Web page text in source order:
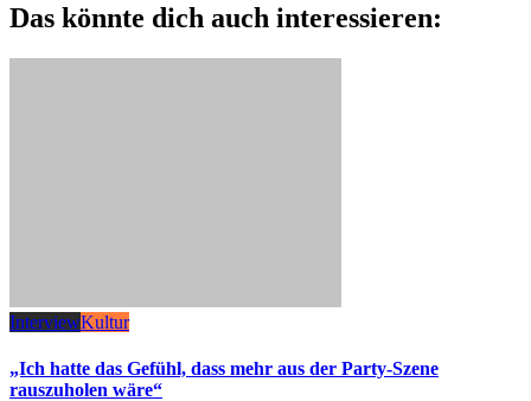
Das könnte dich auch interessieren:
InterviewKultur
„Ich hatte das Gefühl, dass mehr aus der Party-Szene
rauszuholen wäre“